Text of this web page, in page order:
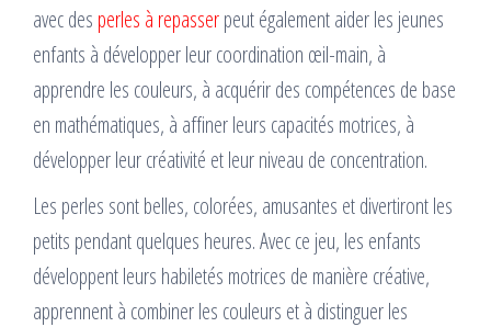
avec des perles à repasserpeut également aider les jeunes
enfants à développer leur coordination œil-main, à
apprendre les couleurs, à acquérir des compétences de base
en mathématiques, à affiner leurs capacités motrices, à
développer leur créativité et leur niveau de concentration.
Les perles sont belles, colorées, amusantes et divertiront les
petits pendant quelques heures. Avec ce jeu, les enfants
développent leurs habiletés motrices de manière créative,
apprennent à combiner les couleurs et à distinguer les